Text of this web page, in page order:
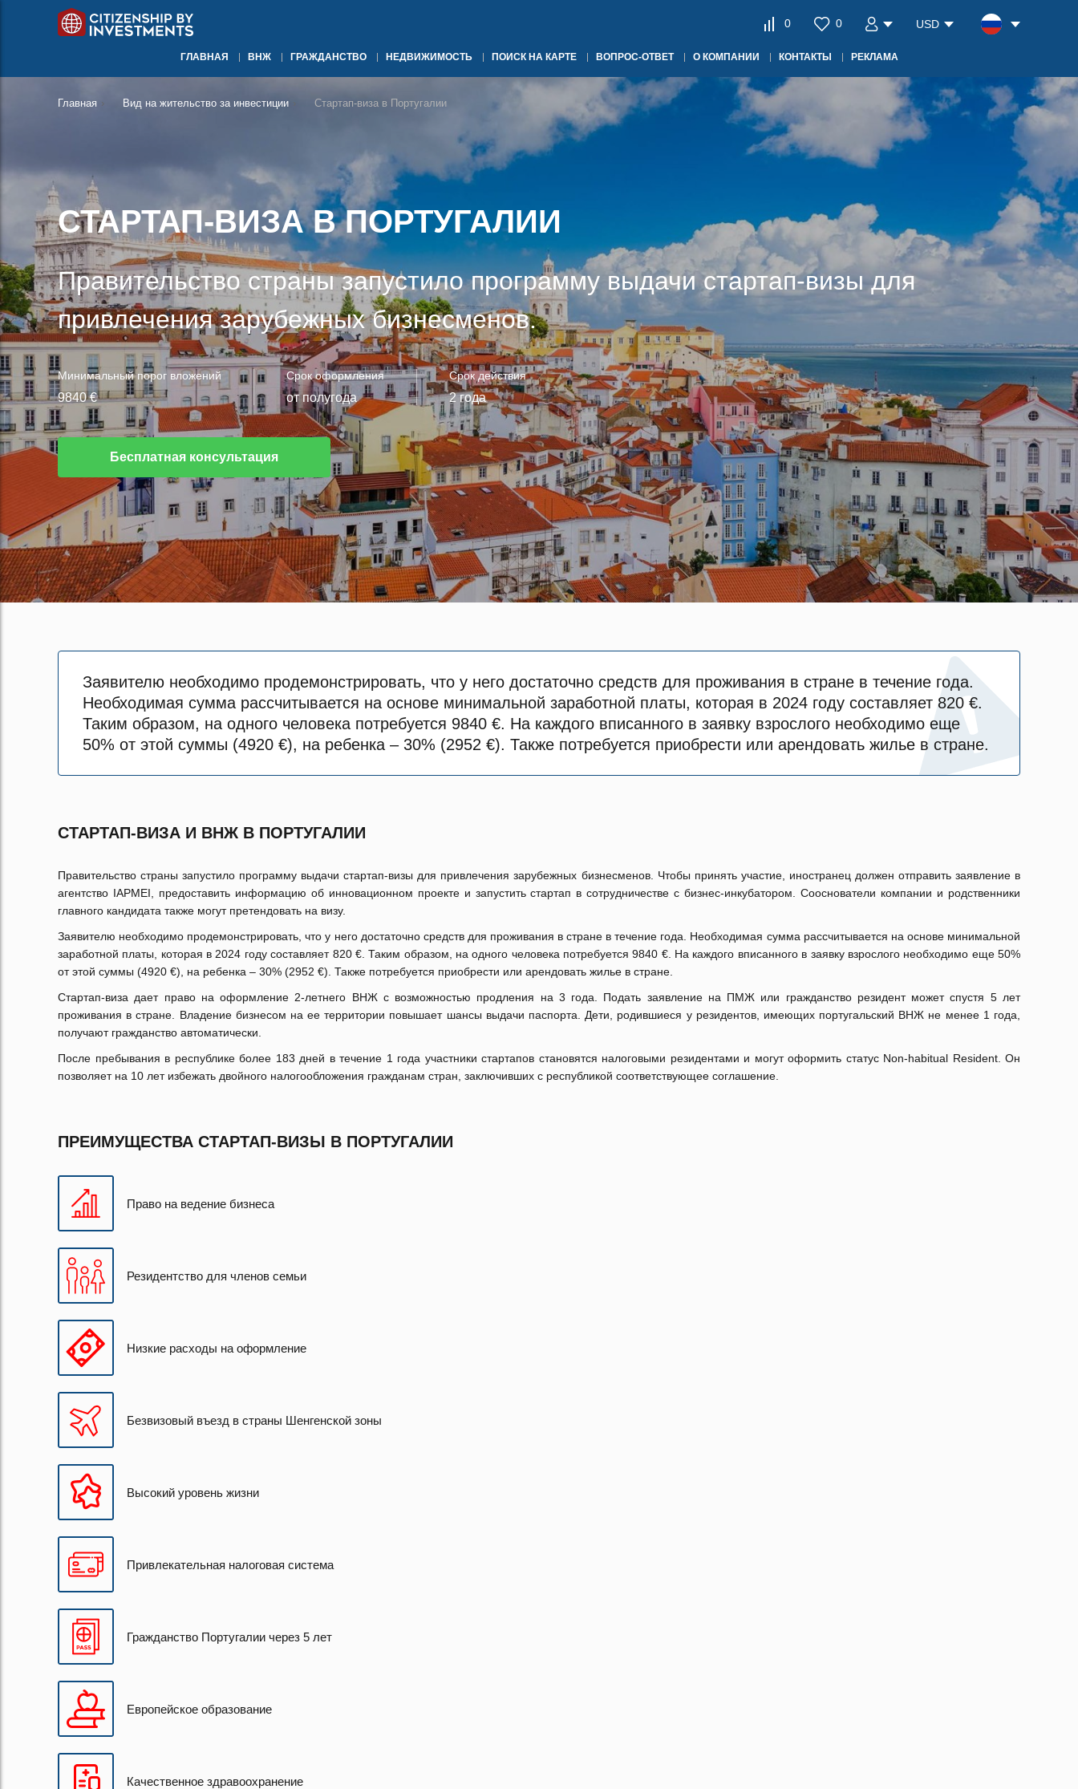
0 0 USD
ГЛАВНАЯ ВНЖ ГРАЖДАНСТВО НЕДВИЖИМОСТЬ ПОИСК НА КАРТЕ ВОПРОС-ОТВЕТ О КОМПАНИИ КОНТАКТЫ РЕКЛАМА
Главная › Вид на жительство за инвестиции › Стартап-виза в Португалии
СТАРТАП-ВИЗА В ПОРТУГАЛИИ
Правительство страны запустило программу выдачи стартап-визы для
привлечения зарубежных бизнесменов.
Минимальный порог вложений
9840 €
Срок оформления
от полугода
Срок действия
2 года
Бесплатная консультация
Заявителю необходимо продемонстрировать, что у него достаточно средств для проживания в стране в течение года.
Необходимая сумма рассчитывается на основе минимальной заработной платы, которая в 2024 году составляет 820 €.
Таким образом, на одного человека потребуется 9840 €. На каждого вписанного в заявку взрослого необходимо еще
50% от этой суммы (4920 €), на ребенка – 30% (2952 €). Также потребуется приобрести или арендовать жилье в стране.
СТАРТАП-ВИЗА И ВНЖ В ПОРТУГАЛИИ
Правительство страны запустило программу выдачи стартап-визы для привлечения зарубежных бизнесменов. Чтобы принять участие, иностранец должен отправить заявление в
агентство IAPMEI, предоставить информацию об инновационном проекте и запустить стартап в сотрудничестве с бизнес-инкубатором. Сооснователи компании и родственники
главного кандидата также могут претендовать на визу.
Заявителю необходимо продемонстрировать, что у него достаточно средств для проживания в стране в течение года. Необходимая сумма рассчитывается на основе минимальной
заработной платы, которая в 2024 году составляет 820 €. Таким образом, на одного человека потребуется 9840 €. На каждого вписанного в заявку взрослого необходимо еще 50%
от этой суммы (4920 €), на ребенка – 30% (2952 €). Также потребуется приобрести или арендовать жилье в стране.
Стартап-виза дает право на оформление 2-летнего ВНЖ с возможностью продления на 3 года. Подать заявление на ПМЖ или гражданство резидент может спустя 5 лет
проживания в стране. Владение бизнесом на ее территории повышает шансы выдачи паспорта. Дети, родившиеся у резидентов, имеющих португальский ВНЖ не менее 1 года,
получают гражданство автоматически.
После пребывания в республике более 183 дней в течение 1 года участники стартапов становятся налоговыми резидентами и могут оформить статус Non-habitual Resident. Он
позволяет на 10 лет избежать двойного налогообложения гражданам стран, заключивших с республикой соответствующее соглашение.
ПРЕИМУЩЕСТВА СТАРТАП-ВИЗЫ В ПОРТУГАЛИИ
Право на ведение бизнеса
Резидентство для членов семьи
Низкие расходы на оформление
Безвизовый въезд в страны Шенгенской зоны
Высокий уровень жизни
Привлекательная налоговая система
Гражданство Португалии через 5 лет
Европейское образование
Качественное здравоохранение